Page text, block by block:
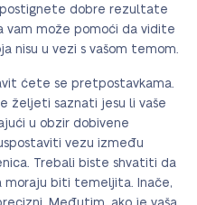
dobre rezultate
vam može pomoći da vidite
nisu u vezi s vašom temom.
ćete se pretpostavkama.
željeti saznati jesu li vaše
u obzir dobivene
vezu između
Trebali biste shvatiti da
moraju biti temeljita. Inače,